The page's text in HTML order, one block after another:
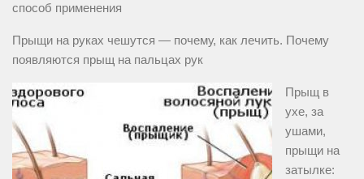
способ применения
Прыщи на руках чешутся — почему, как лечить. Почему
появляются прыщ на пальцах рук
Прыщ в
ухе, за
ушами,
прыщи на
затылке: